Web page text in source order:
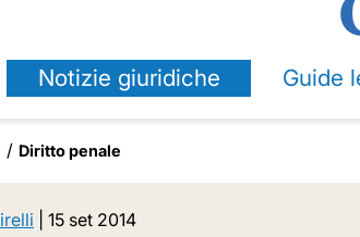
Notizie giuridiche Guide
Diritto penale
15 set 2014